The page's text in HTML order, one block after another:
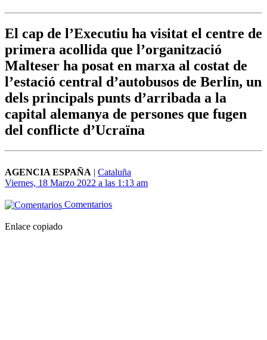
El cap de l’Executiu ha visitat el centre de
primera acollida que l’organització
Malteser ha posat en marxa al costat de
l’estació central d’autobusos de Berlín, un
dels principals punts d’arribada a la
capital alemanya de persones que fugen
del conflicte d’Ucraïna
AGENCIA ESPAÑA | Cataluña
Viernes, 18 Marzo 2022 a las 1:13 am
Comentarios
Enlace copiado